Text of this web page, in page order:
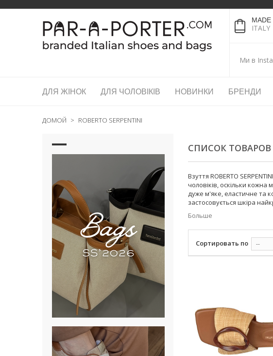
MADE
ITALY
Ми в
ДЛЯ ЖІНОК ДЛЯ ЧОЛОВІКІВ НОВИНКИ БРЕНДИ
ДОМОЙ > ROBERTO SERPENTINI
СПИСОК ТОВАРОВ
Взуття ROBERTO
чоловіків, оскільки
дуже м'яке, еластичне та
застосовується шкіра
Больше
Сортировать по --